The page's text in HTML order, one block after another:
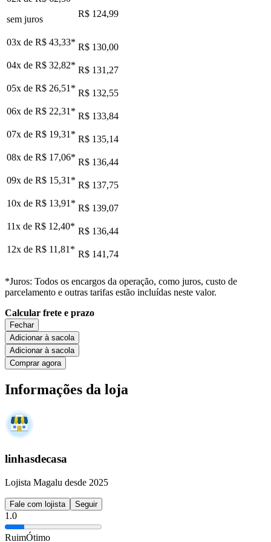
sem juros
R$ 124,99
03x de R$ 43,33* R$ 130,00
04x de R$ 32,82* R$ 131,27
05x de R$ 26,51 * R$ 132,55
06x de R$ 22,31 * R$ 133,84
07x de R$ 19,31 * R$ 135,14
08x de R$ 17,06* R$ 136,44
09x de R$ 15,31 * R$ 137,75
10x de R$ 13,91 * R$ 139,07
11x de R$ 12,40* R$ 136,44
12x de R$ 11,81 * R$ 141,74
*Juros: Todos os encargos da operação, como juros, custo de
parcelamento e outras tarifas estão incluídas neste valor.
Calcular frete e prazo
Fechar
Adicionar à sacola
Adicionar à sacola
Comprar agora
Informações da loja
linhasdecasa
Lojista Magalu desde 2025
Fale com lojista Seguir
1.0
RuimÓtimo